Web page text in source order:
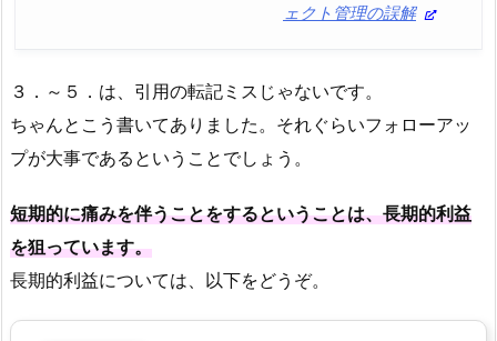
ェクト管理の誤解
３．～５．は、引用の転記ミスじゃないです。
ちゃんとこう書いてありました。それぐらいフォローアッ
プが大事であるということでしょう。
短期的に痛みを伴うことをするということは、長期的利益
を狙っています。
長期的利益については、以下をどうぞ。